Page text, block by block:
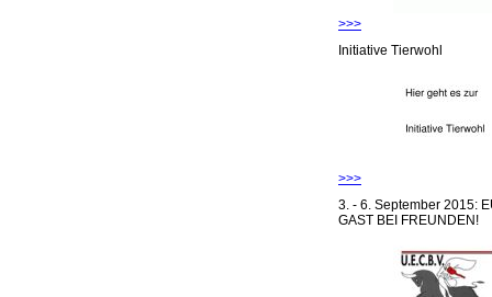
>>>
Initiative Tierwohl
>>>
3. - 6. September 2015:
GAST BEI FREUNDEN!